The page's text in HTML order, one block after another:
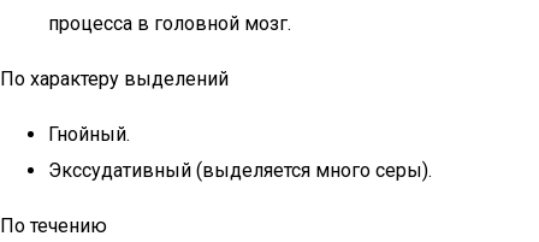
процесса в головной мозг.
По характеру выделений
Гнойный.
Экссудативный (выделяется много серы).
По течению